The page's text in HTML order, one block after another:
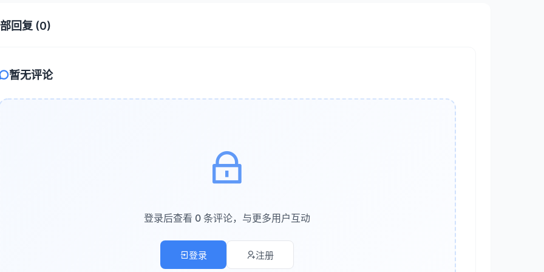
提供了一套强大的模板标签，用于动态输出内容：
// 输出博客标题 ?>
$this->options->title(); ?>
// 输出文章标题 ?>
$this->title(); ?>
// 输出文章内容 ?>
$this->content(); ?>
复制
回复 (0)
暂无评论
登录后查看 0 条评论，与更多用户互动
登录 注册